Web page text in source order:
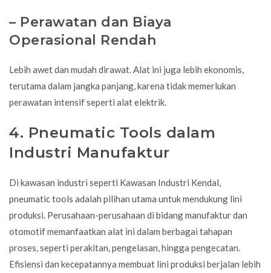
– Perawatan dan Biaya
Operasional Rendah
Lebih awet dan mudah dirawat. Alat ini juga lebih ekonomis,
terutama dalam jangka panjang, karena tidak memerlukan
perawatan intensif seperti alat elektrik.
4. Pneumatic Tools dalam
Industri Manufaktur
Di kawasan industri seperti Kawasan Industri Kendal,
pneumatic tools adalah pilihan utama untuk mendukung lini
produksi. Perusahaan-perusahaan di bidang manufaktur dan
otomotif memanfaatkan alat ini dalam berbagai tahapan
proses, seperti perakitan, pengelasan, hingga pengecatan.
Efisiensi dan kecepatannya membuat lini produksi berjalan lebih